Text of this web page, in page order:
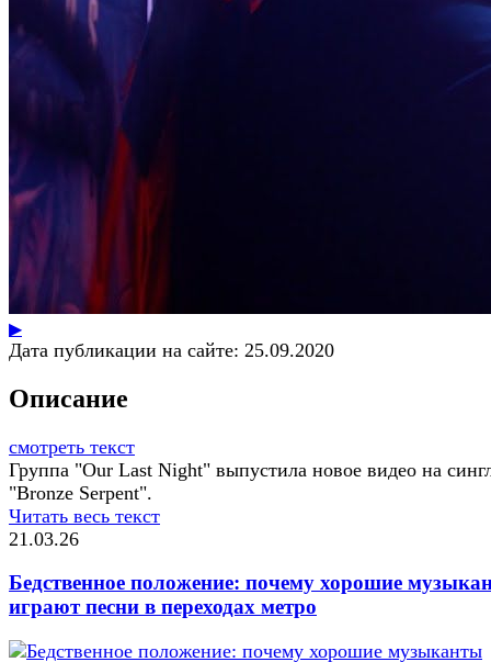
▶
Дата публикации на сайте: 25.09.2020
Описание
смотреть текст
Группа "Our Last Night" выпустила новое видео на
"Bronze Serpent".
Читать весь текст
21.03.26
Бедственное положение: почему хорошие
играют песни в переходах метро